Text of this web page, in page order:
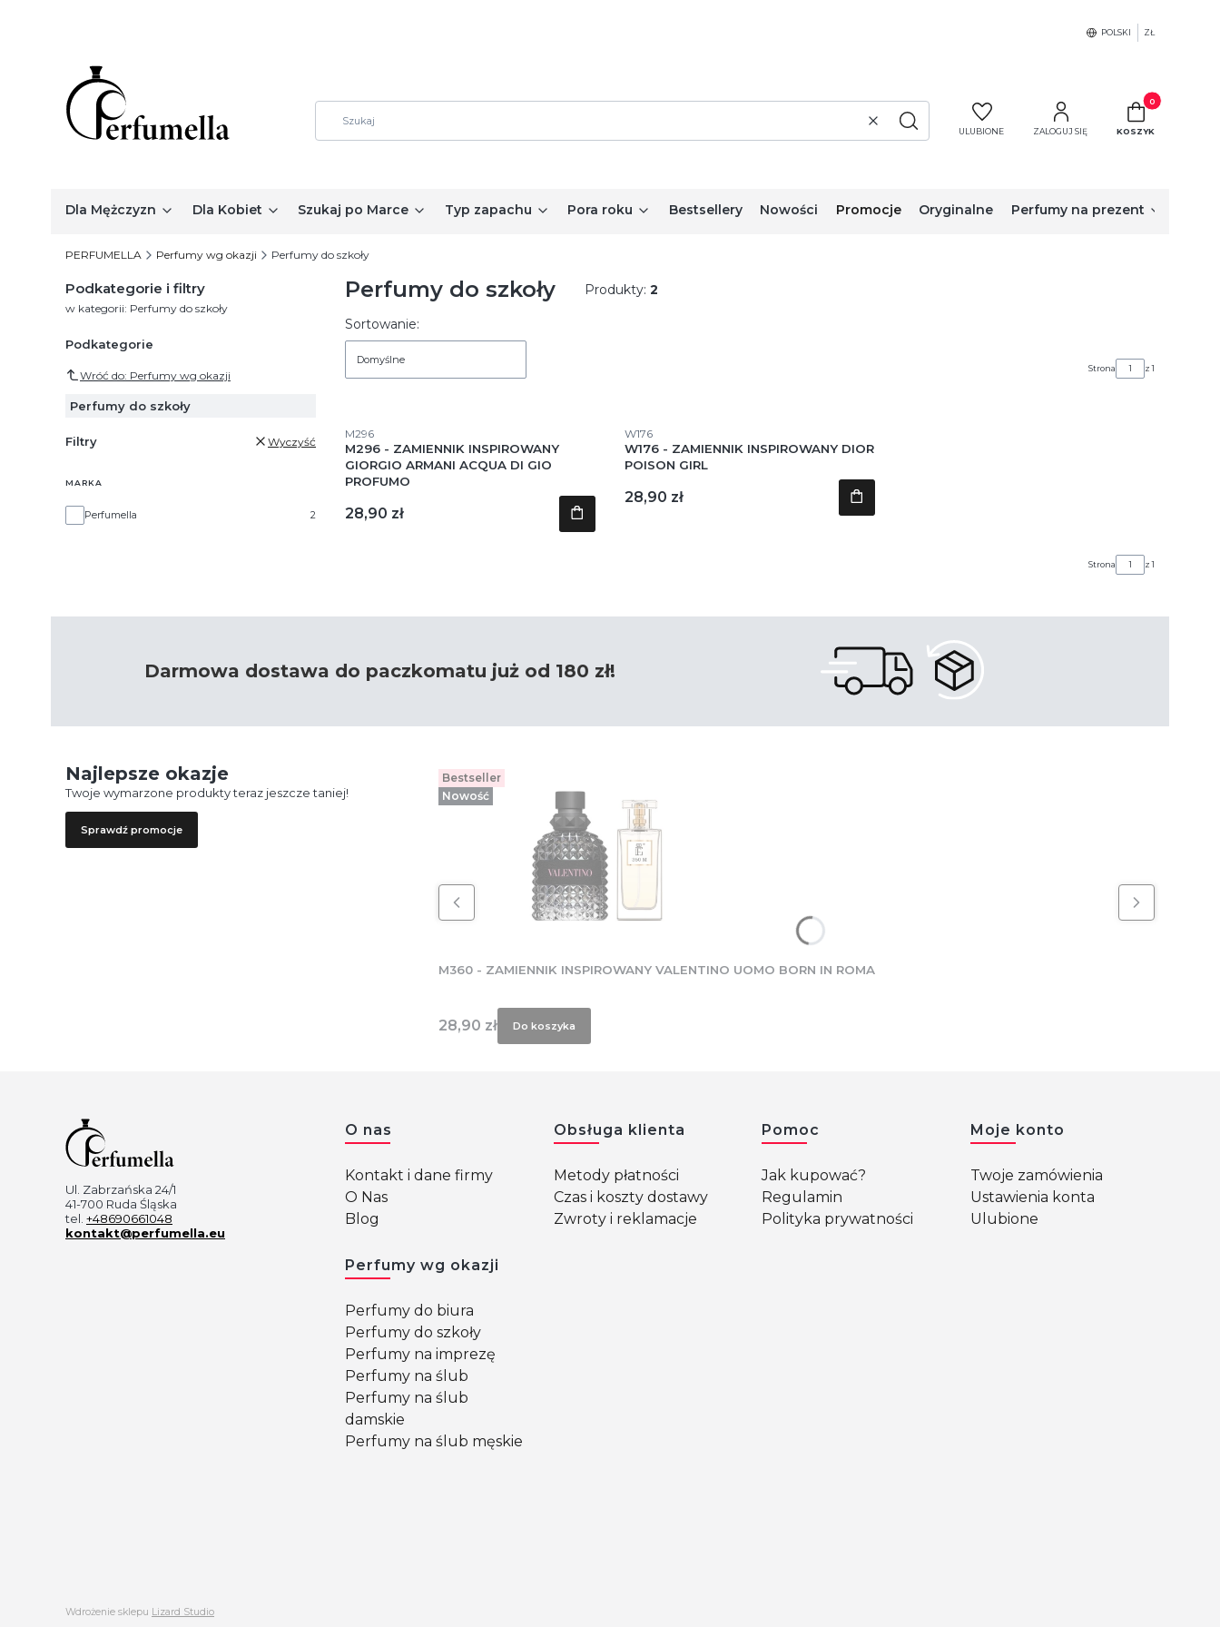
POLSKI ZŁ
WyczyśćSzukaj ULUBIONE ZALOGUJ SIĘ
Produkty w
KOSZYK
Dla Mężczyzn Dla Kobiet Szukaj po Marce Typ zapachu Pora roku Bestsellery Nowości Promocje Oryginalne Perfumy na prezent
PERFUMELLA Perfumy wg okazji Perfumy do szkoły
Podkategorie i filtry
w kategorii: Perfumy do szkoły
Podkategorie
Wróć do: Perfumy wg okazji
Perfumy do szkoły
Filtry Wyczyść
MARKA
MarkaPerfumella 2
Perfumy do szkoły Produkty: 2
Lista produktów
Sortowanie:
Domyślne
Strona z 1
Kod produktu
M296
M296 - ZAMIENNIK INSPIROWANY
GIORGIO ARMANI ACQUA DI GIO
PROFUMO
Cena
28,90 zł
Kod produktu
W176
W176 - ZAMIENNIK INSPIROWANY DIOR
POISON GIRL
Cena
28,90 zł
Strona z 1
Darmowa dostawa do paczkomatu już od 180 zł!
Najlepsze okazje
Twoje wymarzone produkty teraz jeszcze taniej!
Sprawdź promocje
Bestseller
Nowość
M360 - ZAMIENNIK INSPIROWANY VALENTINO UOMO BORN IN ROMA
Cena
28,90 zł Do koszyka
Ul. Zabrzańska 24/1
41-700 Ruda Śląska
tel. +48690661048
kontakt@perfumella.eu
Wdrożenie sklepu Lizard Studio
Linki w stopce
O nas
Kontakt i dane firmy
O Nas
Blog
Obsługa klienta
Metody płatności
Czas i koszty dostawy
Zwroty i reklamacje
Pomoc
Jak kupować?
Regulamin
Polityka prywatności
Moje konto
Twoje zamówienia
Ustawienia konta
Ulubione
Perfumy wg okazji
Perfumy do biura
Perfumy do szkoły
Perfumy na imprezę
Perfumy na ślub
Perfumy na ślub
damskie
Perfumy na ślub męskie